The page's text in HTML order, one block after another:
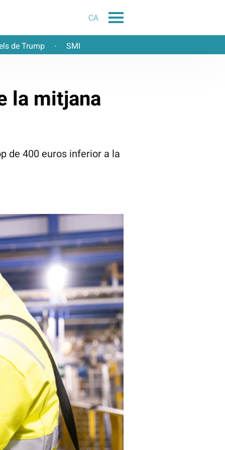
CA
de Trump · SMI
la mitjana
de 400 euros inferior a la